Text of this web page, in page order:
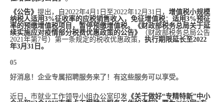
《公告》 提出，自2022年4月1日至2022年12月31日， 增值税小规模
纳税人适用3%征收率的应税销售收入，免征增值税； 适用3%预征
率的预缴增值税项目，暂停预缴增值税。
《财政部税务总局关于延
续实施应对疫情部分税费优惠政策的公告》
（财政部税务总局公告
2021年第7号）第一条规定的税收优惠政策， 执行期限延长至2022
年3月31日。
05
好消息！企业专属招聘服务来了！有这些服务可以享受。
近日，市就业工作领导小组办公室印发 《关于做好“专精特新”中小